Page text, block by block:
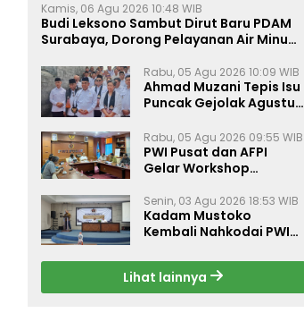
Kamis, 06 Agu 2026 10:48 WIB
Budi Leksono Sambut Dirut Baru PDAM
Surabaya, Dorong Pelayanan Air Minum
Rabu, 05 Agu 2026 10:09 WIB
Ahmad Muzani Tepis Isu
Puncak Gejolak Agustus
Perkuat Persatuan
Rabu, 05 Agu 2026 09:55 WIB
PWI Pusat dan AFPI
Gelar Workshop
Inklusi Keuangan, dan
Perlindungan Publik
Senin, 03 Agu 2026 18:53 WIB
Kadam Mustoko
Kembali Nahkodai PWI
Harap Sinergi Antar
Daerah Kian Kuat
Lihat lainnya